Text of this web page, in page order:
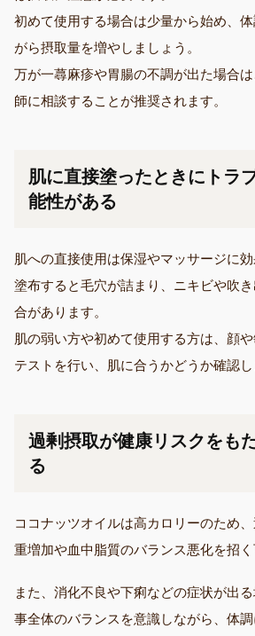
初めて使用する場合は少量から始め、
がら摂取量を増やしましょう。
万が一蕁麻疹や胃腸の不調が出た場合
師に相談することが推奨されます。
肌に直接塗ったときにトラ
能性がある
肌への直接使用は保湿やマッサージに
塗布すると毛穴が詰まり、ニキビや吹
合があります。
肌の弱い方や初めて使用する方は、顔
テストを行い、肌に合うかどうか確認し
過剰摂取が健康リスクをも
る
ココナッツオイルは高カロリーのため
重増加や血中脂質のバランス悪化を招く
また、消化不良や下痢などの症状が出
事全体のバランスを意識しながら、体